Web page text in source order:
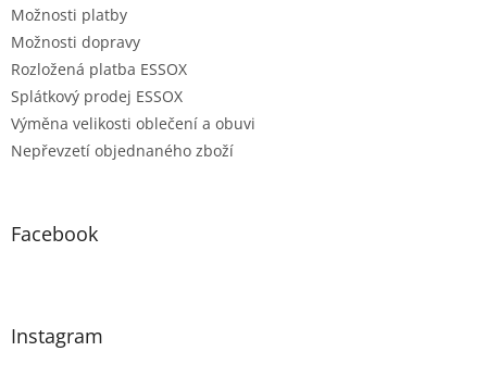
Možnosti platby
Možnosti dopravy
Rozložená platba ESSOX
Splátkový prodej ESSOX
Výměna velikosti oblečení a obuvi
Nepřevzetí objednaného zboží
Facebook
Instagram